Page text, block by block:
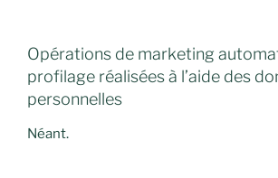
Opérations de marketing
profilage réalisées à l’aide des
personnelles
Néant.